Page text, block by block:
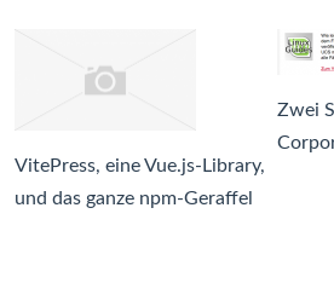
VitePress, eine Vue.js-Library,
und das ganze npm-Geraffel
Zwei